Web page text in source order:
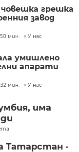
грешка
завод
мин. У нас
умишлено
апарати
мин. У нас
има
Татарстан -